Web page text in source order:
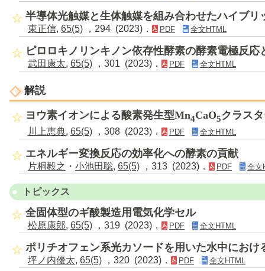
半導体光触媒と生体触媒を組み合わせたハイブリ
東正信, 65(5) ，294 (2023)． PDF 全文HTML
ピロロキノリンキノン依存性酵素の酵素電極反
武田康太, 65(5) ，301 (2023)． PDF 全文HTML
解説
ヨウ素イオンによる酸素発生型Mn4CaO5クラス
川上恵典, 65(5) ，308 (2023)． PDF 全文HTML
エネルギー変換反応の効率化への酵素の貢献
片桐毅之 ・ 小池田聡, 65(5) ，313 (2023)． PDF 全文
トピックス
全固体型のギ酸製造用電気化学セル
松原康郎, 65(5) ，319 (2023)． PDF 全文HTML
ポリチオフェン系光カソードを用いた水中におけ
坪ノ内優太, 65(5) ，320 (2023)． PDF 全文HTML